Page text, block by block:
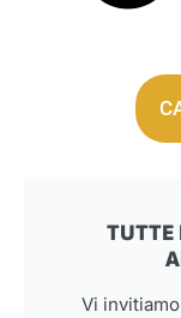
TUTTE
Vi